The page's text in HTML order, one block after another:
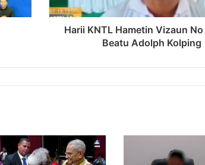
Harii KNTL Hametin Vizaun
Beatu Adolph Kolping